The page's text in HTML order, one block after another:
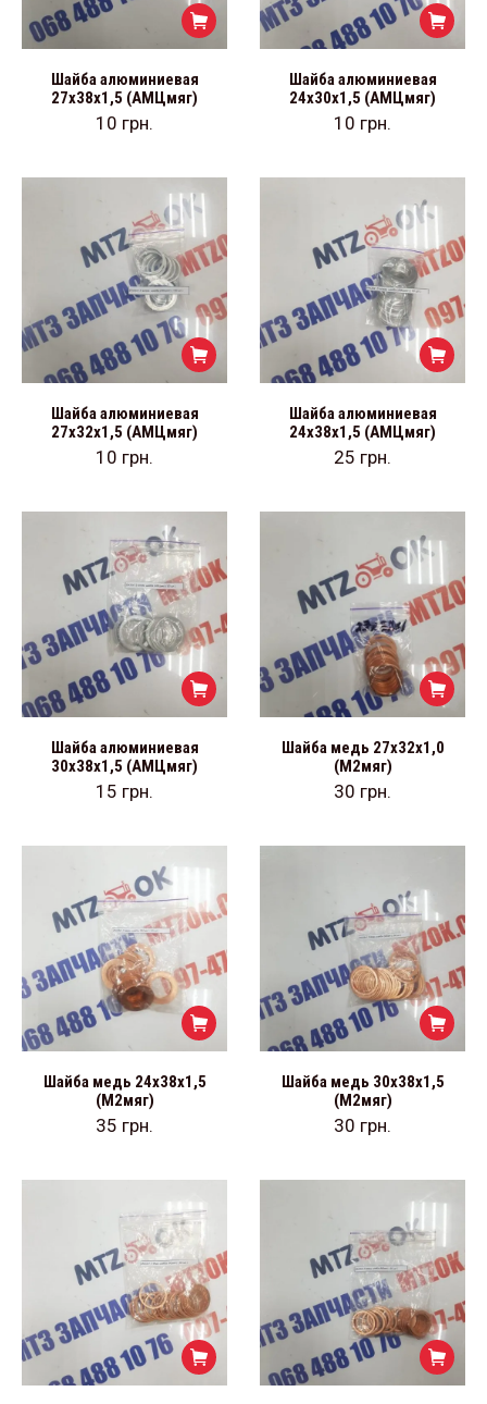
Шайба алюминиевая
27х38х1,5 (АМЦмяг)
10 грн.
Шайба алюминиевая
24х30х1,5 (АМЦмяг)
10 грн.
Шайба алюминиевая
27х32х1,5 (АМЦмяг)
10 грн.
Шайба алюминиевая
24х38х1,5 (АМЦмяг)
25 грн.
Шайба алюминиевая
30х38х1,5 (АМЦмяг)
15 грн.
Шайба медь 27х32х1,0
(М2мяг)
30 грн.
Шайба медь 24х38х1,5
(М2мяг)
35 грн.
Шайба медь 30х38х1,5
(М2мяг)
30 грн.